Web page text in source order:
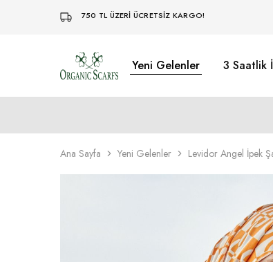
750 TL ÜZERİ ÜCRETSİZ KARGO!
Organikscarf Yeni Gelenler 3 Saatlik
Ana Sayfa Yeni Gelenler Levidor Angel İpek